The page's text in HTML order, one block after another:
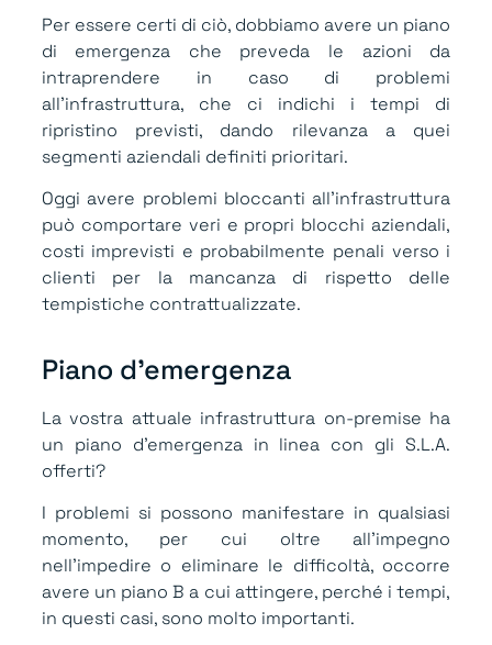
Per essere certi di ciò, dobbiamo avere un piano
di emergenza che preveda le azioni da
intraprendere in caso di problemi
all’infrastruttura, che ci indichi i tempi di
ripristino previsti, dando rilevanza a quei
segmenti aziendali definiti prioritari.
Oggi avere problemi bloccanti all’infrastruttura
può comportare veri e propri blocchi aziendali,
costi imprevisti e probabilmente penali verso i
clienti per la mancanza di rispetto delle
tempistiche contrattualizzate.
Piano d'emergenza
La vostra attuale infrastruttura on-premise ha
un piano d’emergenza in linea con gli S.L.A.
offerti?
I problemi si possono manifestare in qualsiasi
momento, per cui oltre all’impegno
nell’impedire o eliminare le difficoltà, occorre
avere un piano B a cui attingere, perché i tempi,
in questi casi, sono molto importanti.